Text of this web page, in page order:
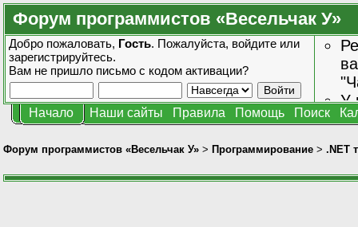
Форум программистов «Весельчак У»
Добро пожаловать, Гость. Пожалуйста, войдите или
зарегистрируйтесь.
Вам не пришло письмо с кодом активации?
У
Начало Наши сайты Правила Помощь Поиск
Форум программистов «Весельчак У» > Программирование > .NET